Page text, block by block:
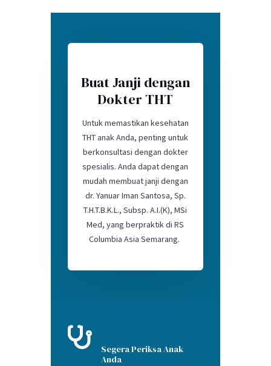
Buat Janji dengan
Dokter THT
Untuk memastikan kesehatan
THT anak Anda, penting untuk
berkonsultasi dengan dokter
spesialis. Anda dapat dengan
mudah membuat janji dengan
dr. Yanuar Iman Santosa, Sp.
T.H.T.B.K.L., Subsp. A.I.(K), MSi
Med, yang berpraktik di RS
Columbia Asia Semarang.

Segera Periksa Anak
Anda